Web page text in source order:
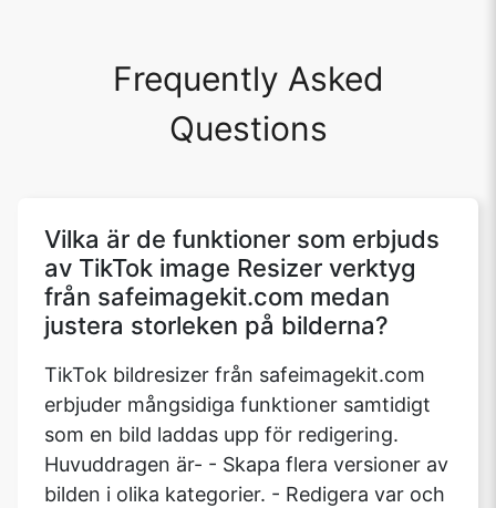
Frequently Asked
Questions
Vilka är de funktioner som erbjuds
av TikTok image Resizer verktyg
från safeimagekit.com medan
justera storleken på bilderna?
TikTok bildresizer från safeimagekit.com
erbjuder mångsidiga funktioner samtidigt
som en bild laddas upp för redigering.
Huvuddragen är- - Skapa flera versioner av
bilden i olika kategorier. - Redigera var och